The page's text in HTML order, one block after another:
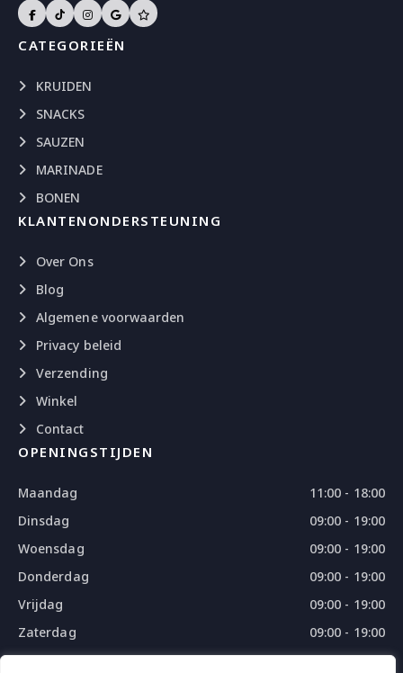
CATEGORIEËN
KRUIDEN
SNACKS
SAUZEN
MARINADE
BONEN
KLANTENONDERSTEUNING
Over Ons
Blog
Algemene voorwaarden
Privacy beleid
Verzending
Winkel
Contact
OPENINGSTIJDEN
Maandag
11:00 - 18:00
Dinsdag
09:00 - 19:00
Woensdag
09:00 - 19:00
Donderdag
09:00 - 19:00
Vrijdag
09:00 - 19:00
Zaterdag
09:00 - 19:00
Zondag
09:00 - 18:00